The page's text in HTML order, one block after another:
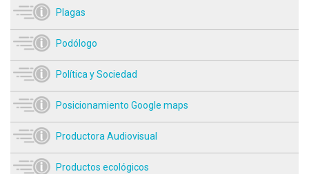
Plagas
Podólogo
Política y Sociedad
Posicionamiento Google maps
Productora Audiovisual
Productos ecológicos